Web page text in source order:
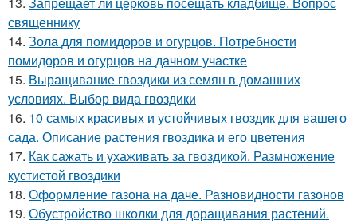
священнику
14. Зола для помидоров и огурцов. Потребности
помидоров и огурцов на дачном участке
15. Выращивание гвоздики из семян в домашних
условиях. Выбор вида гвоздики
16. 10 самых красивых и устойчивых гвоздик для вашего
сада. Описание растения гвоздика и его цветения
17. Как сажать и ухаживать за гвоздикой. Размножение
кустистой гвоздики
18. Оформление газона на даче. Разновидности газонов
19. Обустройство школки для доращивания растений.